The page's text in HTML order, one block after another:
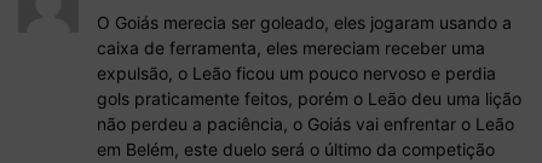
O Goiás merecia ser goleado, eles jogaram usando a
caixa de ferramenta, eles mereciam receber uma
expulsão, o Leão ficou um pouco nervoso e perdia
gols praticamente feitos, porém o Leão deu uma lição
não perdeu a paciência, o Goiás vai enfrentar o Leão
em Belém, este duelo será o último da competição